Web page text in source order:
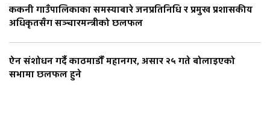
ककनी गाउँपालिकाका समस्याबारे जनप्रतिनिधि र प्रमुख प्रशासकीय
अधिकृतसँग सञ्चारमन्त्रीको छलफल
ऐन संशोधन गर्दै काठमाडौँ महानगर, असार २५ गते बोलाइएको
सभामा छलफल हुने